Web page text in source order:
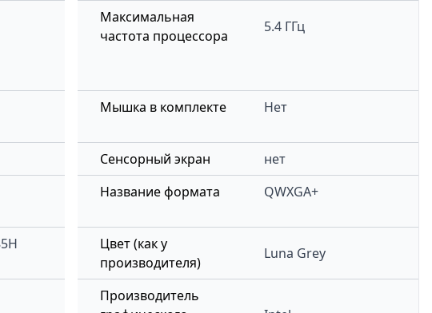
Максимальная
частота процессора
5.4 ГГц
Мышка в комплекте Нет
Сенсорный экран
нет
Название формата QWXGA+
Цвет (как у
производителя)
Luna Grey
Производитель